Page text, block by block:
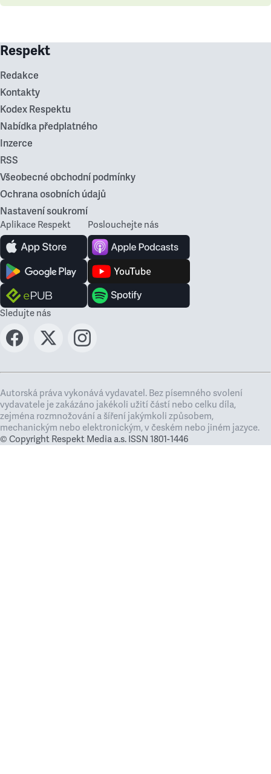
Respekt
Redakce
Kontakty
Kodex Respektu
Nabídka předplatného
Inzerce
RSS
Všeobecné obchodní podmínky
Ochrana osobních údajů
Nastavení soukromí
Aplikace Respekt Poslouchejte nás
Sledujte nás
Autorská práva vykonává vydavatel. Bez písemného svolení
vydavatele je zakázáno jakékoli užití částí nebo celku díla,
zejména rozmnožování a šíření jakýmkoli způsobem,
mechanickým nebo elektronickým, v českém nebo jiném jazyce.
© Copyright Respekt Media a.s. ISSN 1801-1446